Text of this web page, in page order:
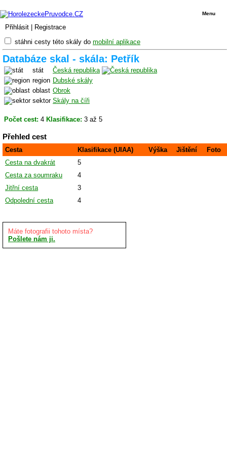
Přihlásit Registrace
Menu
stáhni cesty této skály do mobilní aplikace
Databáze skal - skála: Petřík
stát
Česká republika
region Dubské skály
oblast Obrok
sektor Skály na číři
Počet cest: 4 Klasifikace: 3 až 5
Přehled cest
Cesta Klasifikace (UIAA) Výška Jištění
Foto
Cesta na dvakrát
5
Cesta za soumraku
4
Jitřní cesta
3
Odpolední cesta
4
Máte fotografii tohoto místa?
Pošlete nám ji.